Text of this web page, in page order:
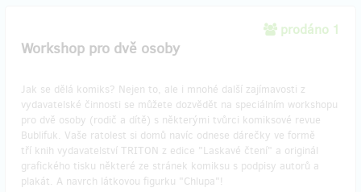
prodáno 1
Workshop pro dvě osoby
Jak se dělá komiks? Nejen to, ale i mnohé další zajímavosti z
vydavatelské činnosti se můžete dozvědět na speciálním workshopu
pro dvě osoby (rodič a dítě) s některými tvůrci komiksové revue
Bublifuk. Vaše ratolest si domů navíc odnese dárečky ve formě
tří knih vydavatelství TRITON z edice "Laskavé čtení" a originál
grafického tisku některé ze stránek komiksu s podpisy autorů a
plakát. A navrch látkovou figurku "Chlupa"!